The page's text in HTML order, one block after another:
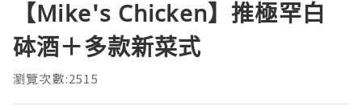
【Mike's Chicken】推極罕白
砵酒＋多款新菜式
瀏覽次數:2515